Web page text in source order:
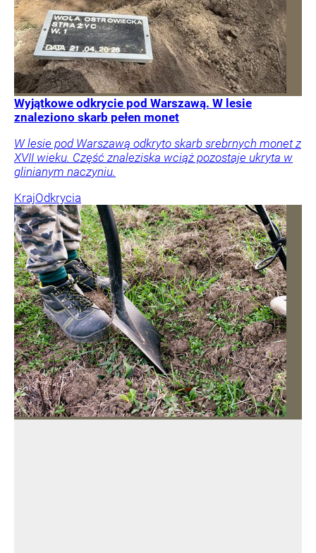
Wyjątkowe odkrycie pod Warszawą. W lesie
znaleziono skarb pełen monet
W lesie pod Warszawą odkryto skarb srebrnych monet z
XVII wieku. Część znaleziska wciąż pozostaje ukryta w
glinianym naczyniu.
KrajOdkrycia